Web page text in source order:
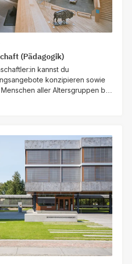
(Pädagogik)
kannst du
konzipieren sowie
aller Altersgruppen bei
unterstützen.